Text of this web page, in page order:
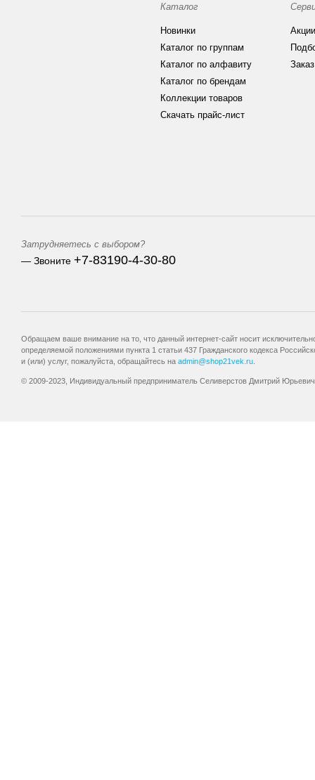
Каталог
Новинки
Каталог по группам
Каталог по алфавиту
Каталог по брендам
Коллекции товаров
Скачать прайс-лист
Затрудняетесь с выбором?
— Звоните +7-83190-4-30-80
Обращаем ваше внимание на то, что данный интернет-сайт носит
определяемой положениями пункта 1 статьи 437 Гражданского кодекса
и (или) услуг, пожалуйста, обращайтесь на admin@shop21vek.ru
© 2009-2023, Индивидуальный предприниматель Селиверстов Дмитрий Юрьевич